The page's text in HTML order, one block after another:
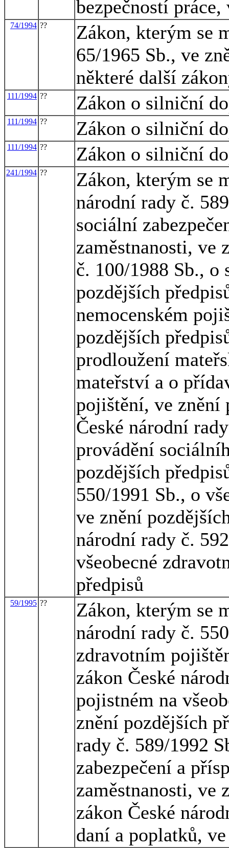
bezpečností
74/1994 ??
Zákon, kterým se
65/1965 Sb., ve
některé další
111/1994 ?? Zákon o silniční
111/1994 ?? Zákon o silniční
111/1994 ?? Zákon o silniční
241/1994 ??
Zákon, kterým se
národní rady č.
sociální
zaměstnanosti, ve
č. 100/1988 Sb., o
pozdějších
nemocenském
pozdějších
prodloužení
mateřství a o
pojištění, ve znění
České národní
provádění
pozdějších
550/1991 Sb., o
ve znění
národní rady č.
všeobecné
předpisů
59/1995 ??
Zákon, kterým se
národní rady č.
zdravotním
zákon České
pojistném na
znění pozdějších
rady č. 589/1992
zabezpečení a
zaměstnanosti, ve
zákon České
daní a poplatků,